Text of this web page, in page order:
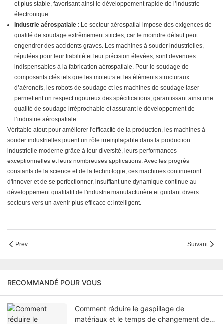
et plus stable, favorisant ainsi le développement rapide de l’industrie
électronique.
Industrie aérospatiale : Le secteur aérospatial impose des exigences de
qualité de soudage extrêmement strictes, car le moindre défaut peut
engendrer des accidents graves. Les machines à souder industrielles,
réputées pour leur fiabilité et leur précision élevées, sont devenues
indispensables à la fabrication aérospatiale. Pour le soudage de
composants clés tels que les moteurs et les éléments structuraux
d’aéronefs, les robots de soudage et les machines de soudage laser
permettent un respect rigoureux des spécifications, garantissant ainsi une
qualité de soudage irréprochable et assurant le développement de
l’industrie aérospatiale.
Véritable atout pour améliorer l'efficacité de la production, les machines à
souder industrielles jouent un rôle irremplaçable dans la production
industrielle moderne grâce à leur diversité, leurs performances
exceptionnelles et leurs nombreuses applications. Avec les progrès
constants de la science et de la technologie, ces machines continueront
d'innover et de se perfectionner, insufflant une dynamique continue au
développement qualitatif de l'industrie manufacturière et guidant divers
secteurs vers un avenir plus efficace et intelligent.
Prev Suivant
RECOMMANDÉ POUR VOUS
Comment réduire le gaspillage de
matériaux et le temps de changement de